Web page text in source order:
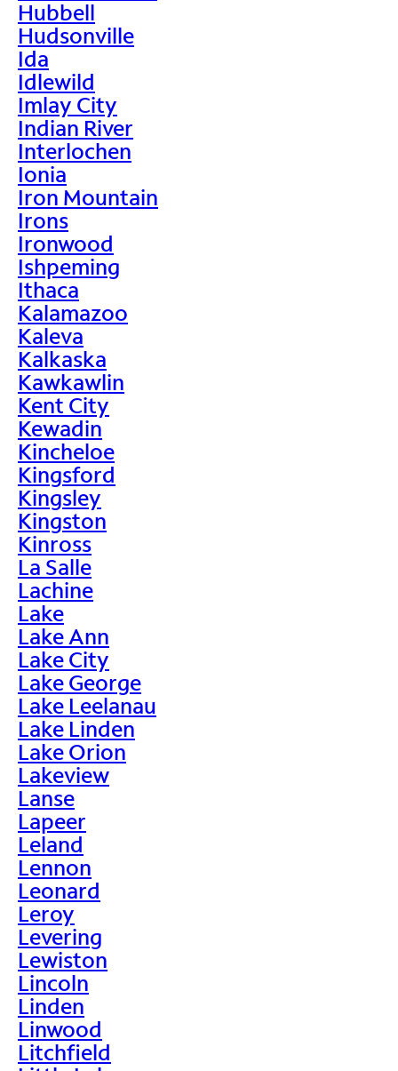
Hubbell
Hudsonville
Ida
Idlewild
Imlay City
Indian River
Interlochen
Ionia
Iron Mountain
Irons
Ironwood
Ishpeming
Ithaca
Kalamazoo
Kaleva
Kalkaska
Kawkawlin
Kent City
Kewadin
Kincheloe
Kingsford
Kingsley
Kingston
Kinross
La Salle
Lachine
Lake
Lake Ann
Lake City
Lake George
Lake Leelanau
Lake Linden
Lake Orion
Lakeview
Lanse
Lapeer
Leland
Lennon
Leonard
Leroy
Levering
Lewiston
Lincoln
Linden
Linwood
Litchfield